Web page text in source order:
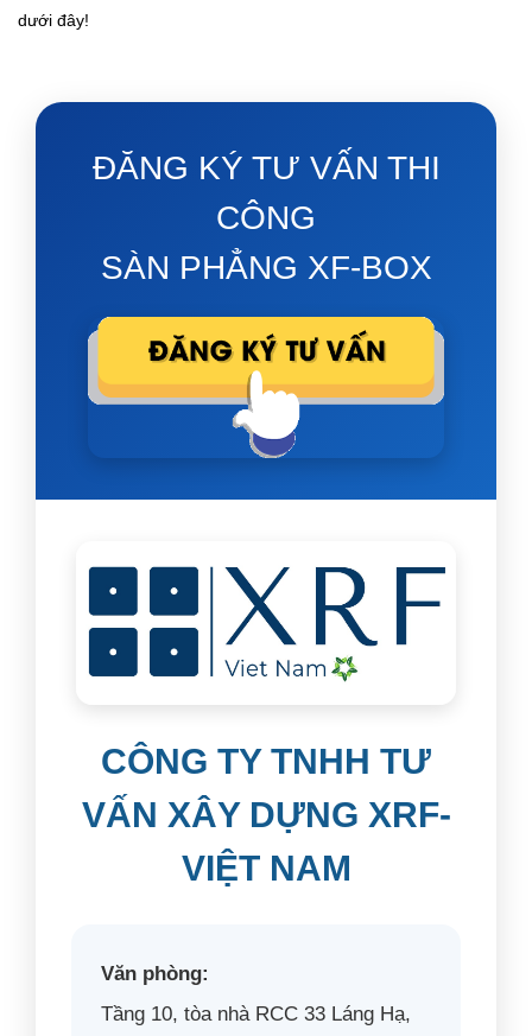
dưới đây!
ĐĂNG KÝ TƯ VẤN THI
CÔNG
SÀN PHẲNG XF-BOX
CÔNG TY TNHH TƯ
VẤN XÂY DỰNG XRF-
VIỆT NAM
Văn phòng:
Tầng 10, tòa nhà RCC 33 Láng Hạ,